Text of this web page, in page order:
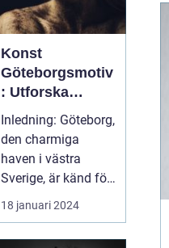
Konst
Göteborgsmotiv
: Utforska
Göteborgs
konstscen
genom motiv
och målningar
Inledning: Göteborg,
den charmiga
haven i västra
Sverige, är känd för
sin rika konstscen
och inspire...
18 januari 2024